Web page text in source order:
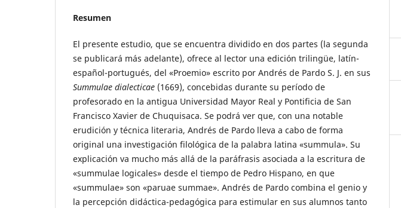
Resumen
El presente estudio, que se encuentra dividido en dos partes (la segunda
se publicará más adelante), ofrece al lector una edición trilingüe, latín-
español-portugués, del «Proemio» escrito por Andrés de Pardo S. J. en sus
Summulae dialecticae (1669), concebidas durante su período de
profesorado en la antigua Universidad Mayor Real y Pontificia de San
Francisco Xavier de Chuquisaca. Se podrá ver que, con una notable
erudición y técnica literaria, Andrés de Pardo lleva a cabo de forma
original una investigación filológica de la palabra latina «summula». Su
explicación va mucho más allá de la paráfrasis asociada a la escritura de
«summulae logicales» desde el tiempo de Pedro Hispano, en que
«summulae» son «paruae summae». Andrés de Pardo combina el genio y
la percepción didáctica-pedagógica para estimular en sus alumnos tanto